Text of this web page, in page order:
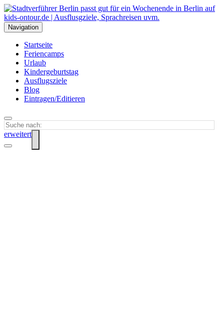
Navigation
Startseite
Feriencamps
Urlaub
Kindergeburtstag
Ausflugsziele
Blog
Eintragen/Editieren
erweitert